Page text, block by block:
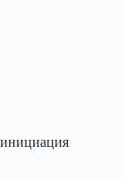
инициация